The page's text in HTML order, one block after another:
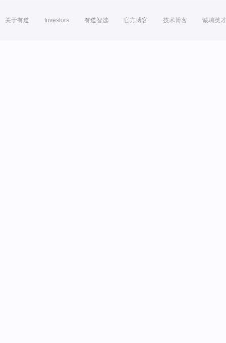
关于有道 Investors 有道智选 官方博客 技术博客 诚聘英才